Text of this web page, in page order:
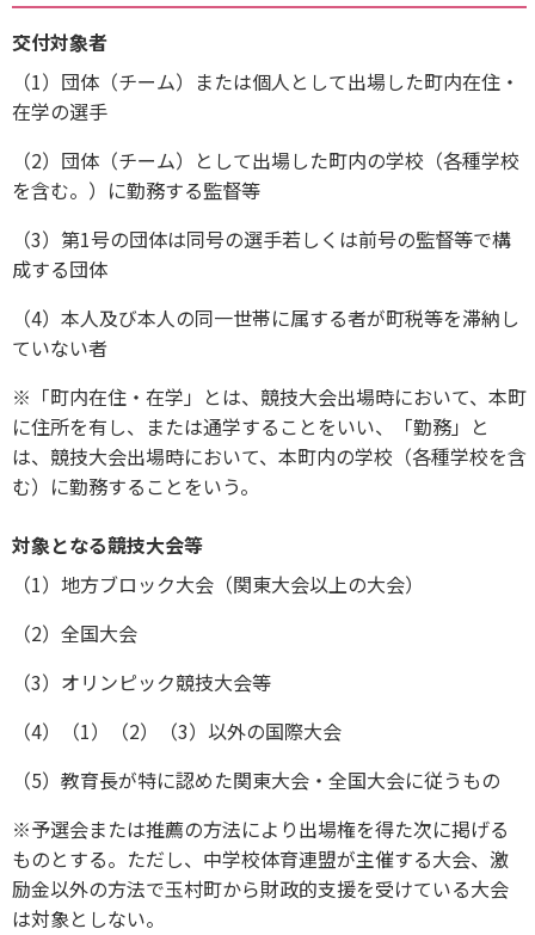
交付対象者
（1）団体（チーム）または個人として出場した町内在住・
在学の選手
（2）団体（チーム）として出場した町内の学校（各種学校
を含む。）に勤務する監督等
（3）第1号の団体は同号の選手若しくは前号の監督等で構
成する団体
（4）本人及び本人の同一世帯に属する者が町税等を滞納し
ていない者
※「町内在住・在学」とは、競技大会出場時において、本町
に住所を有し、または通学することをいい、「勤務」と
は、競技大会出場時において、本町内の学校（各種学校を含
む）に勤務することをいう。
対象となる競技大会等
（1）地方ブロック大会（関東大会以上の大会）
（2）全国大会
（3）オリンピック競技大会等
（4）（1）（2）（3）以外の国際大会
（5）教育長が特に認めた関東大会・全国大会に従うもの
※予選会または推薦の方法により出場権を得た次に掲げる
ものとする。ただし、中学校体育連盟が主催する大会、激
励金以外の方法で玉村町から財政的支援を受けている大会
は対象としない。